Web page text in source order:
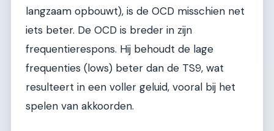
langzaam opbouwt), is de OCD misschien net
iets beter. De OCD is breder in zijn
frequentierespons. Hij behoudt de lage
frequenties (lows) beter dan de TS9, wat
resulteert in een voller geluid, vooral bij het
spelen van akkoorden.